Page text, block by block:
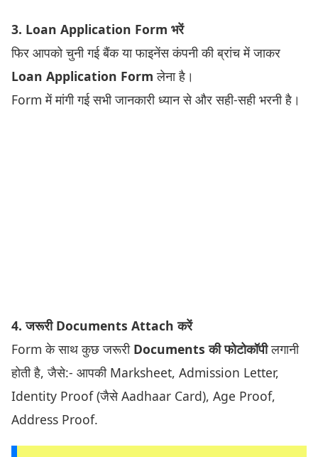
3. Loan Application Form भरें
फिर आपको चुनी गई बैंक या फाइनेंस कंपनी की ब्रांच में जाकर
Loan Application Form लेना है।
Form में मांगी गई सभी जानकारी ध्यान से और सही-सही भरनी है।
4. जरूरी Documents Attach करें
Form के साथ कुछ जरूरी Documents की फोटोकॉपीलगानी
होती है, जैसे:- आपकी Marksheet, Admission Letter,
Identity Proof (जैसे Aadhaar Card), Age Proof,
Address Proof.